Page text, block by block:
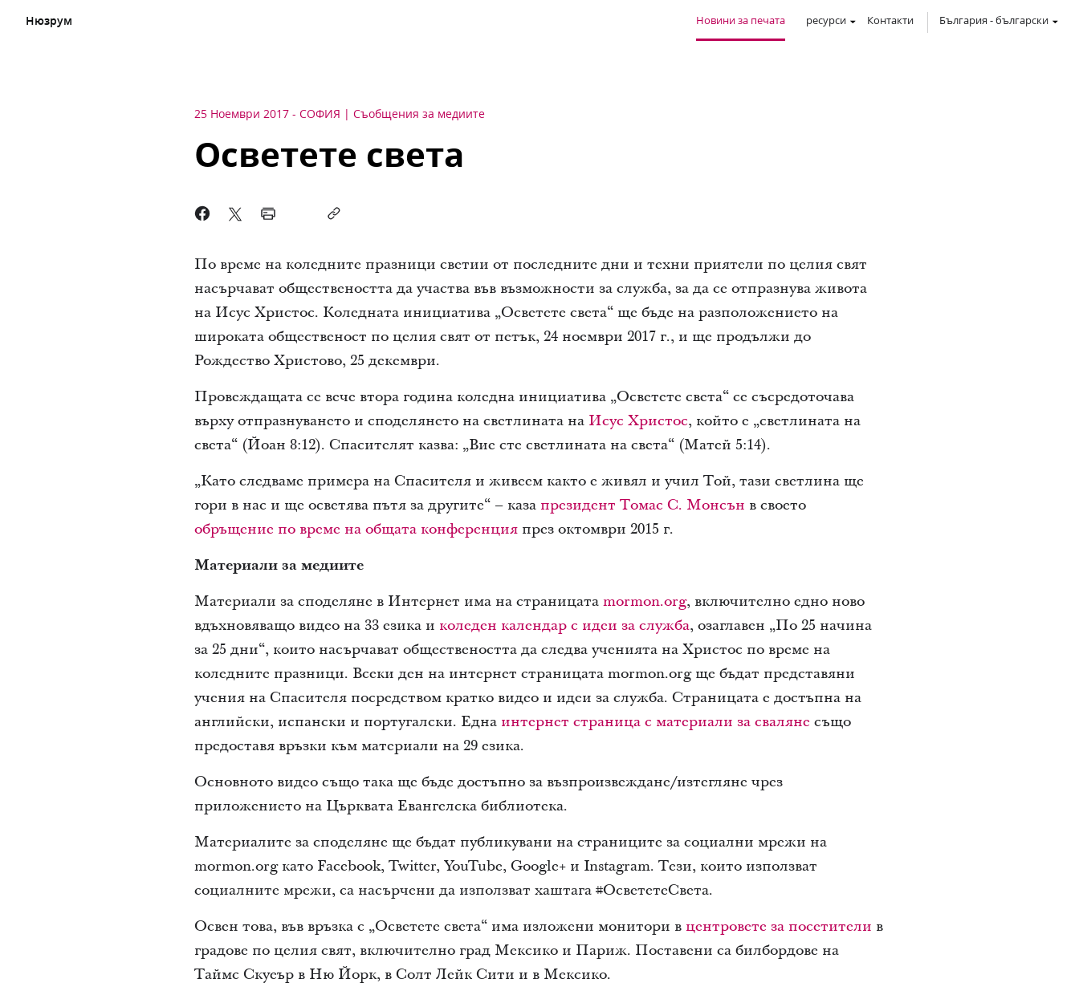
Нюзрум Новини за печата ресурси Контакти България -български
25 Ноември 2017 - СОФИЯ Съобщения за медиите
Осветете света
По време на коледните празници светии от последните дни и техни приятели по целия свят
насърчават обществеността да участва във възможности за служба, за да се отпразнува живота
на Исус Христос. Коледната инициатива „Осветете света“ ще бъде на разположението на
широката общественост по целия свят от петък, 24 ноември 2017 г., и ще продължи до
Рождество Христово, 25 декември.
Провеждащата се вече втора година коледна инициатива „Осветете света“ се съсредоточава
върху отпразнуването и споделянето на светлината на Исус Христос, който е „светлината на
света“ (Йоан 8:12). Спасителят казва: „Вие сте светлината на света“ (Матей 5:14).
„Като следваме примера на Спасителя и живеем както е живял и учил Той, тази светлина ще
гори в нас и ще осветява пътя за другите“ – каза президент Томас С. Монсън в своето
обръщение по време на общата конференцияпрез октомври 2015 г.
Материали за медиите
Материали за споделяне в Интернет има на страницата mormon.org, включително едно ново
вдъхновяващо видео на 33 езика и коледен календар с идеи за служба, озаглавен „По 25 начина
за 25 дни“, които насърчават обществеността да следва ученията на Христос по време на
коледните празници. Всеки ден на интернет страницата mormon.org ще бъдат представяни
учения на Спасителя посредством кратко видео и идеи за служба. Страницата е достъпна на
английски, испански и португалски. Една интернет страница с материали за сваляне също
предоставя връзки към материали на 29 езика.
Основното видео също така ще бъде достъпно за възпроизвеждане/изтегляне чрез
приложението на Църквата Евангелска библиотека.
Материалите за споделяне ще бъдат публикувани на страниците за социални мрежи на
mormon.org като Facebook, Twitter, YouTube, Google+ и Instagram. Тези, които използват
социалните мрежи, са насърчени да използват хаштага #ОсвететеСвета.
Освен това, във връзка с „Осветете света“ има изложени монитори в центровете за посетители в
градове по целия свят, включително град Мексико и Париж. Поставени са билбордове на
Таймс Скуеър в Ню Йорк, в Солт Лейк Сити и в Мексико.